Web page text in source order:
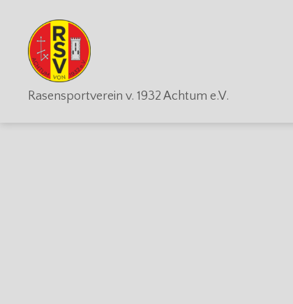
RSV
Achtum
Rasensportverein v. 1932 Achtum e.V.